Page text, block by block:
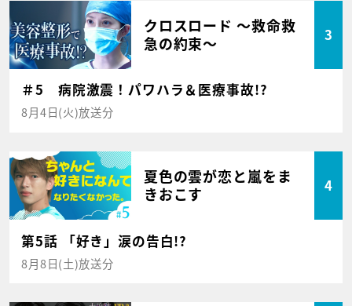
クロスロード ～救命救
急の約束～
3
＃5 病院激震！パワハラ＆医療事故!?
8月4日(火)放送分
夏色の雲が恋と嵐をま
きおこす
4
第5話 「好き」涙の告白!?
8月8日(土)放送分